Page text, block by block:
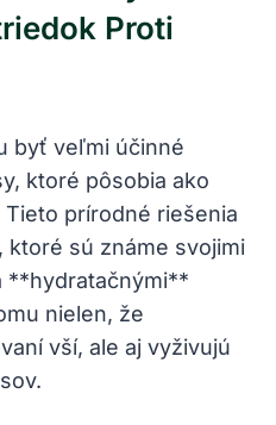
Proti
byť veľmi účinné
ktoré pôsobia ako
prírodné riešenia
ktoré sú známe svojimi
**hydratačnými**
nielen, že
vší, ale aj vyživujú